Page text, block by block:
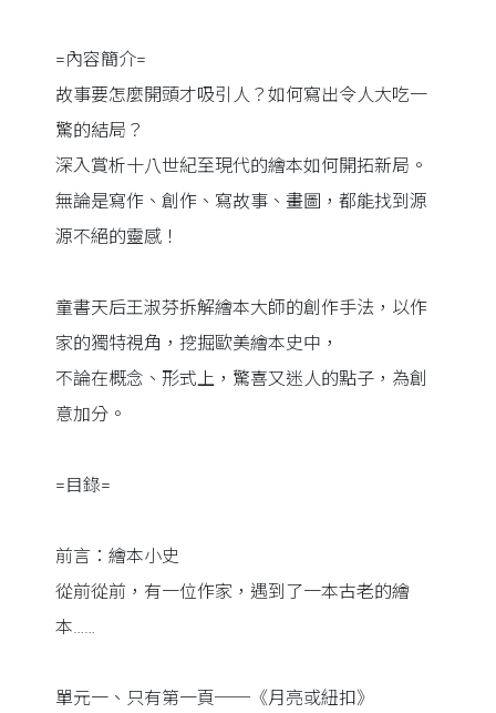
=內容簡介=
故事要怎麼開頭才吸引人？如何寫出令人大吃一
驚的結局？
深入賞析十八世紀至現代的繪本如何開拓新局。
無論是寫作、創作、寫故事、畫圖，都能找到源
源不絕的靈感！
童書天后王淑芬拆解繪本大師的創作手法，以作
家的獨特視角，挖掘歐美繪本史中，
不論在概念、形式上，驚喜又迷人的點子，為創
意加分。
=目錄=
前言：繪本小史
從前從前，有一位作家，遇到了一本古老的繪
本……
單元一、只有第一頁──《月亮或紐扣》